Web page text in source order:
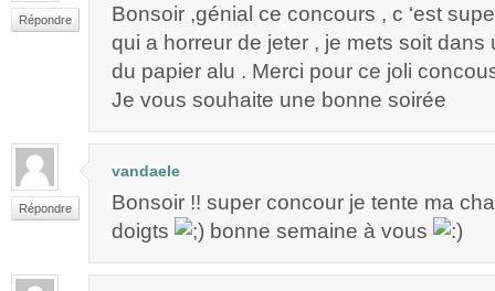
Répondre
Bonsoir ,génial ce concours , c ‘est
qui a horreur de jeter , je mets soit dans
du papier alu . Merci pour ce joli
Je vous souhaite une bonne soirée
Répondre
vandaele
Bonsoir !! super concour je tente ma
doigts
bonne semaine à vous